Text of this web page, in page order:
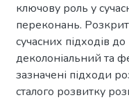
ключову роль у
переконань.
сучасних підходів
деколоніальний та
зазначені підходи
сталого розвитку